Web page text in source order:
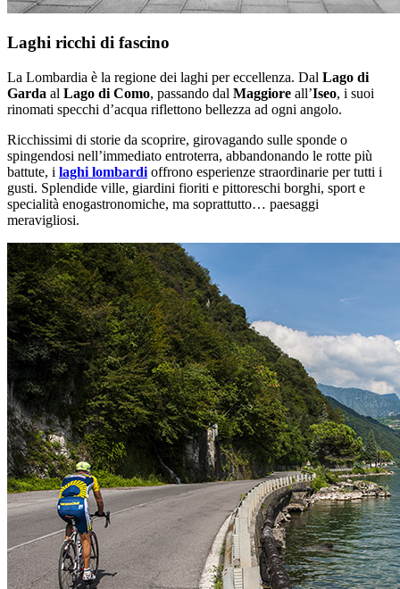
Laghi ricchi di fascino
La Lombardia è la regione dei laghi per eccellenza. Dal Lago di
Garda al Lago di Como, passando dal Maggiore all’Iseo, i suoi
rinomati specchi d’acqua riflettono bellezza ad ogni angolo.
Ricchissimi di storie da scoprire, girovagando sulle sponde o
spingendosi nell’immediato entroterra, abbandonando le rotte più
battute, i laghi lombardi offrono esperienze straordinarie per tutti i
gusti. Splendide ville, giardini fioriti e pittoreschi borghi, sport e
specialità enogastronomiche, ma soprattutto… paesaggi
meravigliosi.